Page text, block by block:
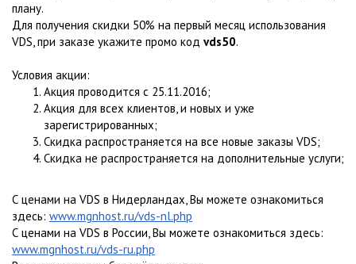
плану.
Для получения скидки 50% на первый месяц использования
VDS, при заказе укажите промо код vds50.
Условия акции:
Акция проводится с 25.11.2016;
Акция для всех клиентов, и новых и уже
зарегистрированных;
Скидка распространяется на все новые заказы VDS;
Скидка не распространяется на дополнительные услуги;
С ценами на VDS в Нидерландах, Вы можете ознакомиться
здесь: www.mgnhost.ru/vds-nl.php
С ценами на VDS в России, Вы можете ознакомиться здесь:
www.mgnhost.ru/vds-ru.php